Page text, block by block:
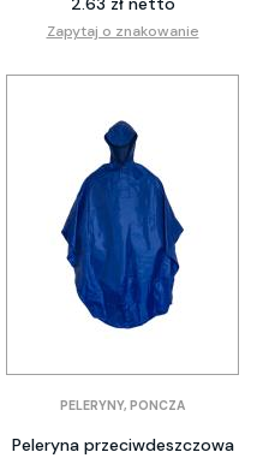
Zapytaj o znakowanie
PELERYNY, PONCZA
Peleryna przeciwdeszczowa